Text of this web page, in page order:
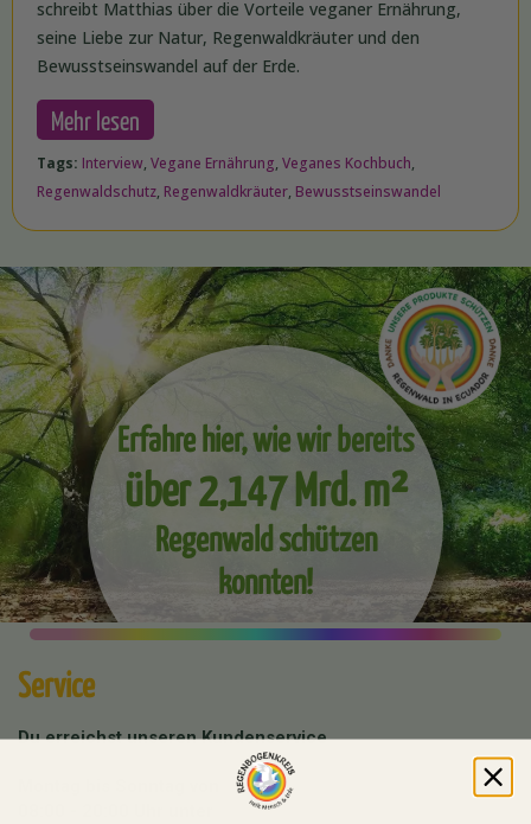
schreibt Matthias über die Vorteile veganer Ernährung,
seine Liebe zur Natur, Regenwaldkräuter und den
Bewusstseinswandel auf der Erde.
Mehr lesen
Tags: Interview, Vegane Ernährung, Veganes Kochbuch,
Regenwaldschutz, Regenwaldkräuter, Bewusstseinswandel
Erfahre hier, wie wir bereits
über 2,147 Mrd. m²
Regenwald schützen
konnten!
Service
Du erreichst unseren Kundenservice